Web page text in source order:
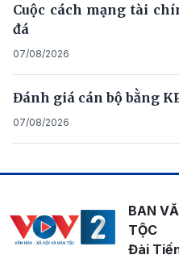
Cuộc cách mạng tài
đá
07/08/2026
Đánh giá cán bộ bằng
07/08/2026
BAN
TỘC
Đài